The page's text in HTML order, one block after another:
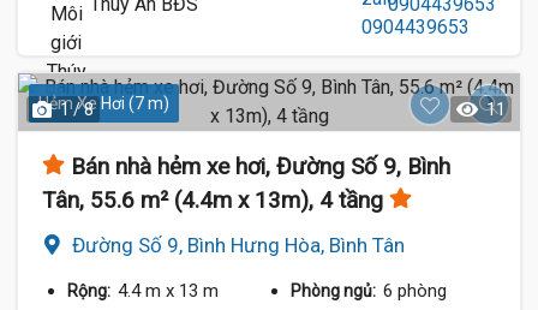
Hẻm Xe Hơi (7 m)
1 / 8 11
Bán nhà hẻm xe hơi, Đường Số 9, Bình
Tân, 55.6 m² (4.4m x 13m), 4 tầng
Đường Số 9, Bình Hưng Hòa, Bình Tân
Rộng: 4.4 m x 13 m Phòng ngủ: 6 phòng